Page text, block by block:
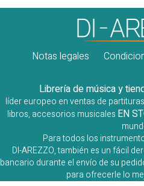
Notas legales
Librería de música y
líder europeo en ventas de
libros, accesorios musicales EN
Para todos los
DI-AREZZO, también es un fácil
bancario durante el envío de su
para ofrecerle lo